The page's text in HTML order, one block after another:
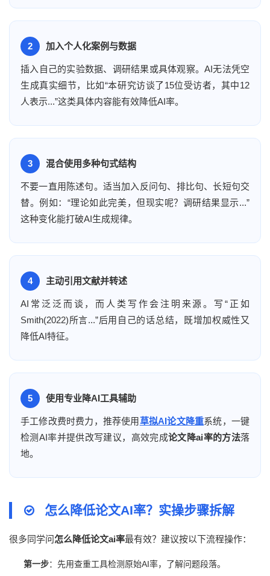
2 加入个人化案例与数据
插入自己的实验数据、调研结果或具体观察。AI无法凭空
生成真实细节，比如“本研究访谈了15位受访者，其中12
人表示...”这类具体内容能有效降低AI率。
3 混合使用多种句式结构
不要一直用陈述句。适当加入反问句、排比句、长短句交
替。例如：“理论如此完美，但现实呢？调研结果显示...”
这种变化能打破AI生成规律。
4 主动引用文献并转述
AI常泛泛而谈，而人类写作会注明来源。写“正如
Smith(2022)所言...”后用自己的话总结，既增加权威性又
降低AI特征。
5 使用专业降AI工具辅助
手工修改费时费力，推荐使用草拟AI论文降重系统，一键
检测AI率并提供改写建议，高效完成论文降ai率的方法落
地。
怎么降低论文AI率？实操步骤拆解
很多同学问怎么降低论文ai率最有效？建议按以下流程操作：
第一步：先用查重工具检测原始AI率，了解问题段落。